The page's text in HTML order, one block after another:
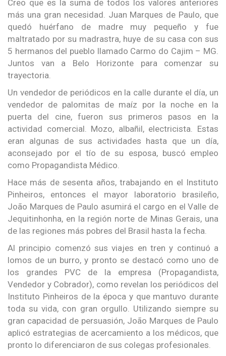
Creo que es la suma de todos los valores anteriores
más una gran necesidad. Juan Marques de Paulo, que
quedó huérfano de madre muy pequeño y fue
maltratado por su madrastra, huye de su casa con sus
5 hermanos del pueblo llamado Carmo do Cajim – MG.
Juntos van a Belo Horizonte para comenzar su
trayectoria.
Un vendedor de periódicos en la calle durante el día, un
vendedor de palomitas de maíz por la noche en la
puerta del cine, fueron sus primeros pasos en la
actividad comercial. Mozo, albañil, electricista. Estas
eran algunas de sus actividades hasta que un día,
aconsejado por el tío de su esposa, buscó empleo
como Propagandista Médico.
Hace más de sesenta años, trabajando en el Instituto
Pinheiros, entonces el mayor laboratorio brasileño,
João Marques de Paulo asumirá el cargo en el Valle de
Jequitinhonha, en la región norte de Minas Gerais, una
de las regiones más pobres del Brasil hasta la fecha.
Al principio comenzó sus viajes en tren y continuó a
lomos de un burro, y pronto se destacó como uno de
los grandes PVC de la empresa (Propagandista,
Vendedor y Cobrador), como revelan los periódicos del
Instituto Pinheiros de la época y que mantuvo durante
toda su vida, con gran orgullo. Utilizando siempre su
gran capacidad de persuasión, João Marques de Paulo
aplicó estrategias de acercamiento a los médicos, que
pronto lo diferenciaron de sus colegas profesionales.